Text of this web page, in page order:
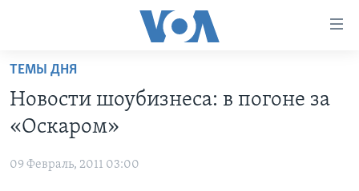
Перейти
основной
контент
НОВОСТИ ЗА МИНУТУ
ПРОЕКТЫ
УЧИМ АНГЛИЙСКИЙ
ЭКСПЕРТИЗА
ТЕМЫ ДНЯ
Новости шоубизнеса: в погоне за
«Оскаром»
09 Февраль, 2011 03:00